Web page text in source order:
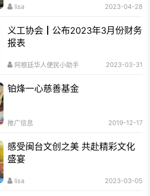
lisa 2023-04-28
义工协会┃公布2023年3月份财务
报表
阿根廷华人便民小助手 2023-03-31
铂烽一心慈善基金
推广信息 2019-12-17
感受闽台文创之美 共赴精彩文化
盛宴
lisa 2023-03-05